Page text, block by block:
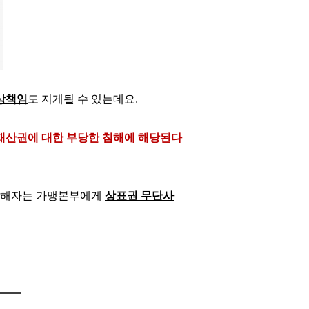
책임 도 지게될 수 있는데요.
산권에 대한 부당한 침해에 해당된다
자는 가맹본부에게 상표권 무단사